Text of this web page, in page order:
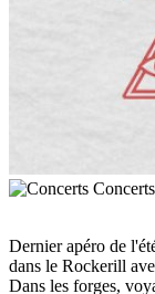
Concerts
Dernier apéro de
dans le Rockerill
Dans les forges,